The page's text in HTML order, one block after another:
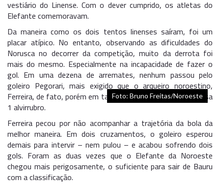
vestiário do Linense. Com o dever cumprido, os atletas do
Elefante comemoravam.
Da maneira como os dois tentos linenses saíram, foi um
placar atípico. No entanto, observando as dificuldades do
Norusca no decorrer da competição, muito da derrota foi
mais do mesmo. Especialmente na incapacidade de fazer o
gol. Em uma dezena de arremates, nenhum passou pelo
goleiro Pegorari, mais exigido que o arqueiro noroestino,
Ferreira, de fato, porém em tarde mais inspirada que o camisa
1 alvirrubro.
Foto: Bruno Freitas/Noroeste
Ferreira pecou por não acompanhar a trajetória da bola da
melhor maneira. Em dois cruzamentos, o goleiro esperou
demais para intervir – nem pulou – e acabou sofrendo dois
gols. Foram as duas vezes que o Elefante da Noroeste
chegou mais perigosamente, o suficiente para sair de Bauru
com a classificação.